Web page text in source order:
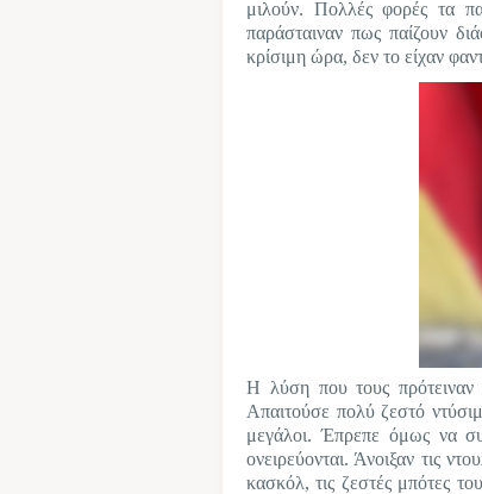
μιλούν. Πολλές φορές τα
παράσταιναν πως παίζουν
κρίσιμη ώρα, δεν το είχαν
Η λύση που τους πρότειναν
Απαιτούσε πολύ ζεστό
μεγάλοι. Έπρεπε όμως να
ονειρεύονται. Άνοιξαν τις
κασκόλ, τις ζεστές μπότες